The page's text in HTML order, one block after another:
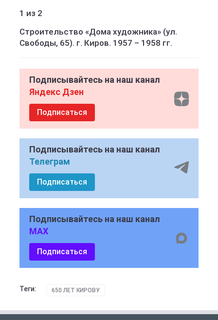
1 из 2
Строительство «Дома художника» (ул.
Свободы, 65). г. Киров. 1957 – 1958 гг.
Подписывайтесь на наш канал
Яндекс Дзен
Подписаться
Подписывайтесь на наш канал
Телеграм
Подписаться
Подписывайтесь на наш канал
MAX
Подписаться
Теги: 650 ЛЕТ КИРОВУ